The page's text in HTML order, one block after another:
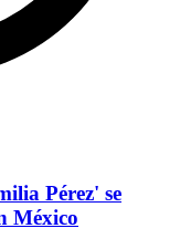
Pérez' se
México